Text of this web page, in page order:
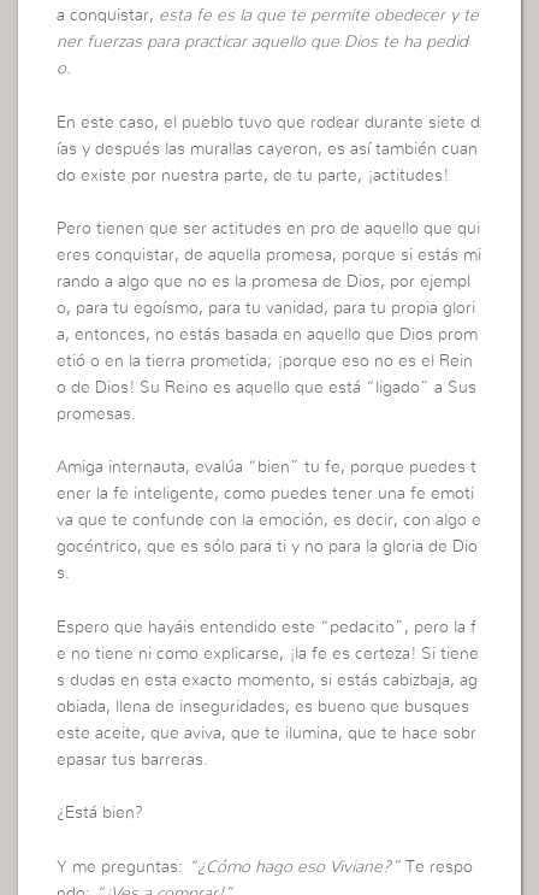
a conquistar, esta fe es la que te permite obedecer y te
ner fuerzas para practicar aquello que Dios te ha pedid
o.
En este caso, el pueblo tuvo que rodear durante siete d
ías y después las murallas cayeron, es así también cuan
do existe por nuestra parte, de tu parte, ¡actitudes!
Pero tienen que ser actitudes en pro de aquello que qui
eres conquistar, de aquella promesa, porque si estás mi
rando a algo que no es la promesa de Dios, por ejempl
o, para tu egoísmo, para tu vanidad, para tu propia glori
a, entonces, no estás basada en aquello que Dios prom
etió o en la tierra prometida; ¡porque eso no es el Rein
o de Dios! Su Reino es aquello que está “ligado” a Sus
promesas.
Amiga internauta, evalúa “bien” tu fe, porque puedes t
ener la fe inteligente, como puedes tener una fe emoti
va que te confunde con la emoción, es decir, con algo e
gocéntrico, que es sólo para ti y no para la gloria de Dio
s.
Espero que hayáis entendido este “pedacito”, pero la f
e no tiene ni como explicarse, ¡la fe es certeza! Si tiene
s dudas en esta exacto momento, si estás cabizbaja, ag
obiada, llena de inseguridades, es bueno que busques
este aceite, que aviva, que te ilumina, que te hace sobr
epasar tus barreras.
¿Está bien?
Y me preguntas: “¿Cómo hago eso Viviane?” Te respo